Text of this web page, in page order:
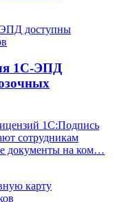
1С-ЭПД
1С:Подпись
сотрудникам
документы на ком…